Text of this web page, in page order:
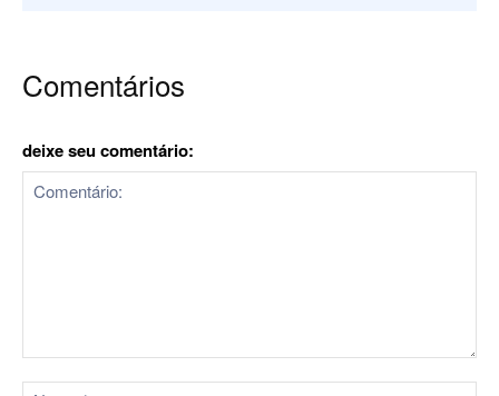
Comentários
deixe seu comentário: